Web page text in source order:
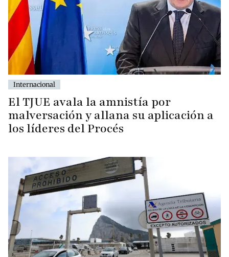
Internacional
El TJUE avala la amnistía por
malversación y allana su aplicación a
los líderes del Procés